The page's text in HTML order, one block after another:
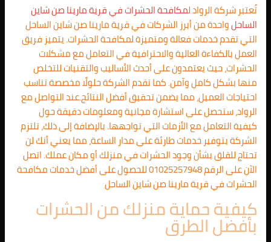
تُعتبر شركة الرواد لمكافحة الحشرات في قرية مارينا صن شاين
الساحلواحدة من أبرز الشركات في قرية مارينا صن شاين الساحل
التي تقدم خدمات فعالة ومتميزة لمكافحة الحشرات. يتميز فريق
العمل بالكفاءة العالية والاحترافية في التعامل مع مشكلات
الحشرات، حيث يعتمدون على أحدث الأساليب والتقنيات للتخلص
منها بشكل كامل وآمن. كما تقدم الشركة حلولًا مخصصة تناسب
احتياجات العميل، مما يضمن تحقيق أفضل النتائج.عند التواصل مع
الرواد، ستحصل على استشارة مجانية ومعلومات دقيقة حول
كيفية التعامل مع الأزمات التي تواجهها. بالإضافة إلى ذلك، تلتزم
الشركة بتوفير خدمات طارئة على مدار الساعة، مما يعني أنك لن
تحتاج للقلق بشأن وجود الحشرات في منزلك أو مكان عملك. اتصل
الآن على الرقم 01025257948 للحصول على أفضل خدمات مكافحة
الحشرات في قرية مارينا صن شاين الساحل
كيفية حماية منزلك من الحشرات
بأفضل الطرق